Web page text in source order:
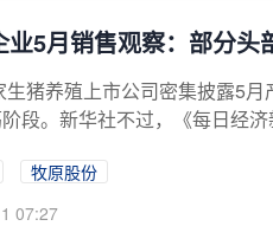
5月销售观察：部分头
猪养殖上市公司密集披露5
段。新华社不过，《每日经
牧原股份
07:27